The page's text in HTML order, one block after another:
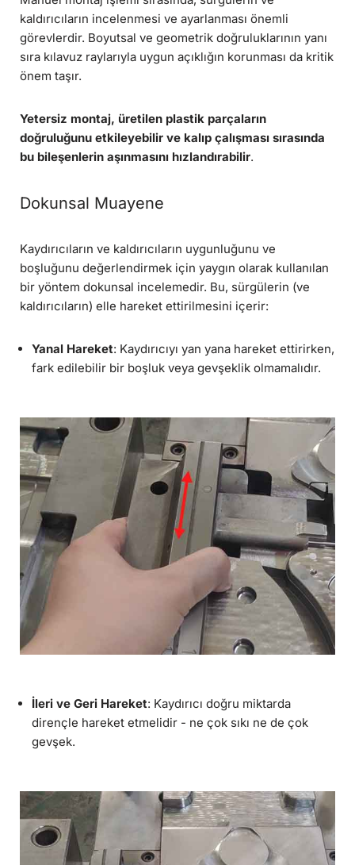
kaldırıcıların incelenmesi ve ayarlanması önemli
görevlerdir. Boyutsal ve geometrik doğruluklarının yanı
sıra kılavuz raylarıyla uygun açıklığın korunması da kritik
önem taşır.
Yetersiz montaj, üretilen plastik parçaların
doğruluğunu etkileyebilir ve kalıp çalışması sırasında
bu bileşenlerin aşınmasını hızlandırabilir.
Dokunsal Muayene
Kaydırıcıların ve kaldırıcıların uygunluğunu ve
boşluğunu değerlendirmek için yaygın olarak kullanılan
bir yöntem dokunsal incelemedir. Bu, sürgülerin (ve
kaldırıcıların) elle hareket ettirilmesini içerir:
Yanal Hareket: Kaydırıcıyı yan yana hareket ettirirken,
fark edilebilir bir boşluk veya gevşeklik olmamalıdır.
İleri ve Geri Hareket: Kaydırıcı doğru miktarda
dirençle hareket etmelidir - ne çok sıkı ne de çok
gevşek.